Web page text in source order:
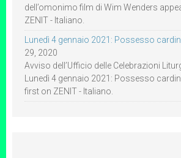
dell’omonimo film di Wim Wenders
ZENIT - Italiano.
Lunedì 4 gennaio 2021: Possesso
29, 2020
Avviso dell’Ufficio delle Celebrazioni
Lunedì 4 gennaio 2021: Possesso
first on ZENIT - Italiano.